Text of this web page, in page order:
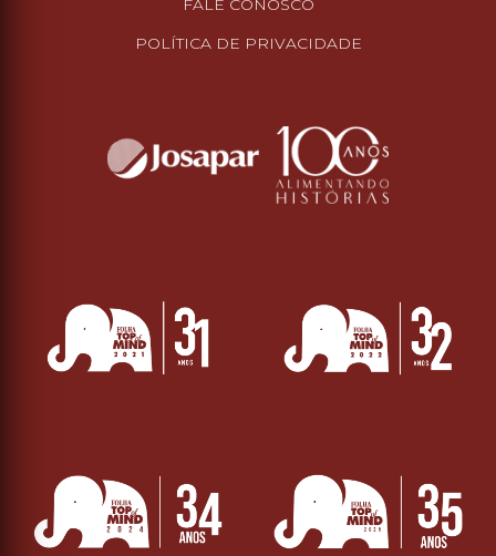
FALE CONOSCO
POLÍTICA DE PRIVACIDADE